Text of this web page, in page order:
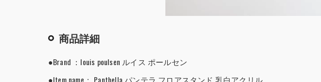
商品詳細
●Brand ：louis poulsen ルイス ポールセン
●Item name： Panthella パンテラ フロアスタンド 乳白アクリル